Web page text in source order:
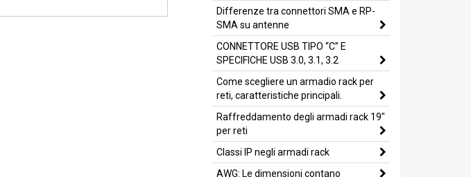
Differenze tra connettori SMA e RP-
SMA su antenne
CONNETTORE USB TIPO “C” E
SPECIFICHE USB 3.0, 3.1, 3.2
Come scegliere un armadio rack per
reti, caratteristiche principali.
Raffreddamento degli armadi rack 19"
per reti
Classi IP negli armadi rack
AWG: Le dimensioni contano